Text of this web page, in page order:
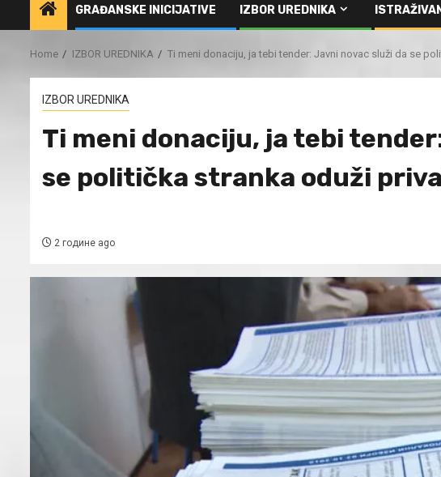
GRAĐANSKE INICIJATIVE IZBOR UREDNIKA
Home IZBOR UREDNIKA Ti meni donaciju, ja tebi tender: Javni novac služi da se
IZBOR UREDNIKA
Ti meni donaciju, ja tebi
se politička stranka oduži
2 године ago